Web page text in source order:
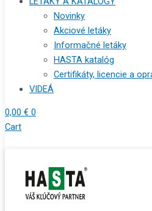
Novinky
Akciové letáky
Informačné letáky
HASTA katalóg
Certifikáty, licencie a
VIDEÁ
0,00 € 0
Cart